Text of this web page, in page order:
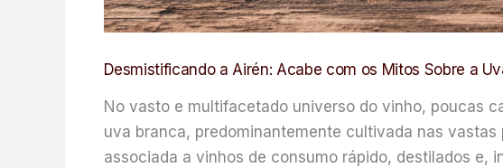
Desmistificando a Airén: Acabe com os Mitos Sobre a
No vasto e multifacetado universo do vinho, poucas
uva branca, predominantemente cultivada nas
associada a vinhos de consumo rápido, destilados e,